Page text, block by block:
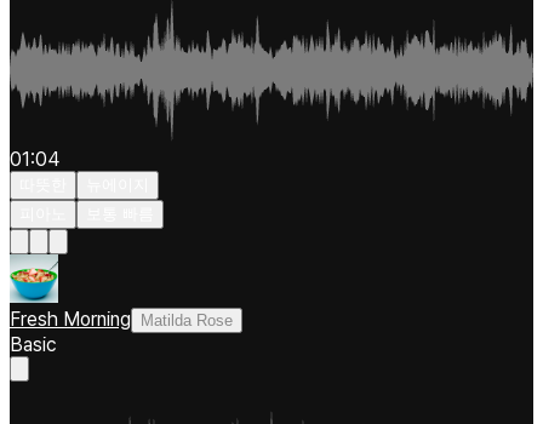
01:04
Fresh Morning Matilda Rose
Basic